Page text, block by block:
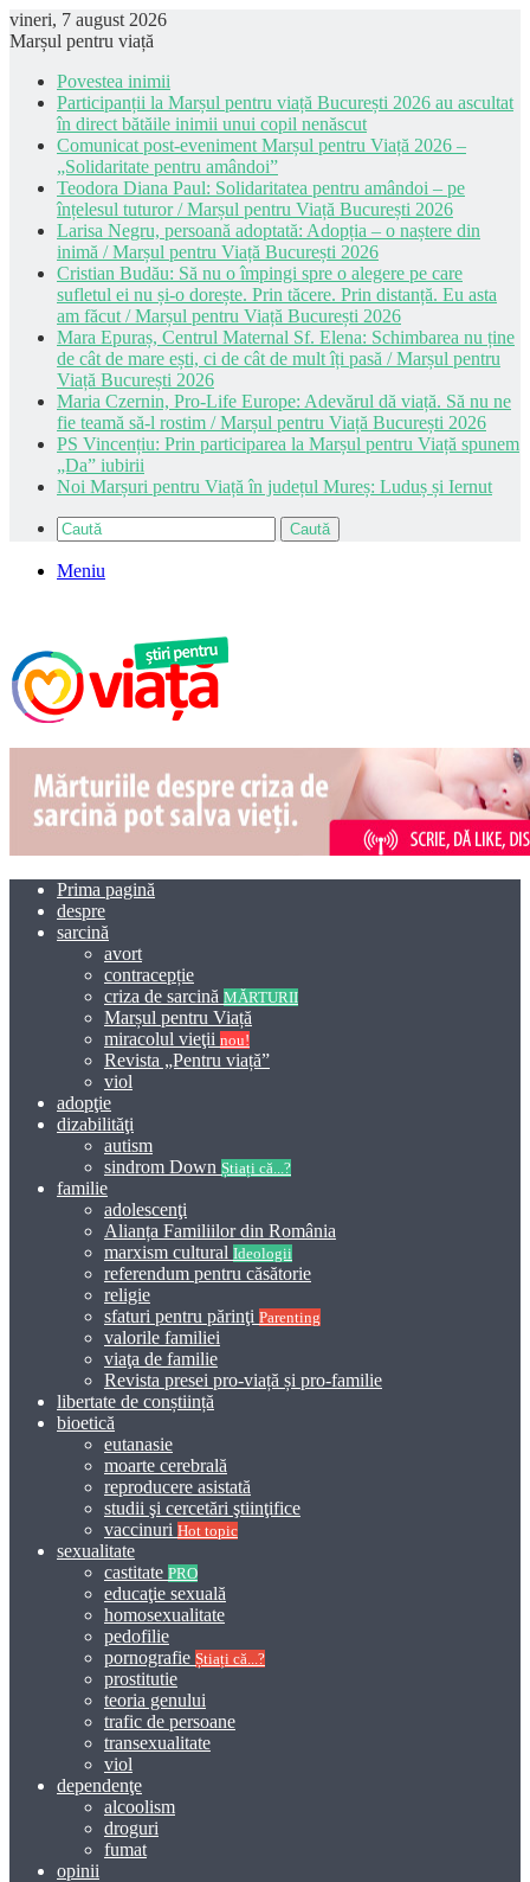
vineri, 7 august 2026
Marșul pentru viață
Povestea inimii
Participanții la Marșul pentru viață București 2026 au ascultat
în direct bătăile inimii unui copil nenăscut
Comunicat post-eveniment Marșul pentru Viață 2026 –
„Solidaritate pentru amândoi”
Teodora Diana Paul: Solidaritatea pentru amândoi – pe
înțelesul tuturor / Marșul pentru Viață București 2026
Larisa Negru, persoană adoptată: Adopția – o naștere din
inimă / Marșul pentru Viață București 2026
Cristian Budău: Să nu o împingi spre o alegere pe care
sufletul ei nu și-o dorește. Prin tăcere. Prin distanță. Eu asta
am făcut / Marșul pentru Viață București 2026
Mara Epuraș, Centrul Maternal Sf. Elena: Schimbarea nu ține
de cât de mare ești, ci de cât de mult îți pasă / Marșul pentru
Viață București 2026
Maria Czernin, Pro-Life Europe: Adevărul dă viață. Să nu ne
fie teamă să-l rostim / Marșul pentru Viață București 2026
PS Vincențiu: Prin participarea la Marșul pentru Viață spunem
„Da” iubirii
Noi Marșuri pentru Viață în județul Mureș: Luduș și Iernut
Caută
Meniu
Prima pagină
despre
sarcină
avort
contracepție
criza de sarcină MĂRTURII
Marșul pentru Viață
miracolul vieţii nou!
Revista „Pentru viață”
viol
adopţie
dizabilităţi
autism
sindrom Down Știați că...?
familie
adolescenţi
Alianța Familiilor din România
marxism cultural Ideologii
referendum pentru căsătorie
religie
sfaturi pentru părinţi Parenting
valorile familiei
viaţa de familie
Revista presei pro-viață și pro-familie
libertate de conștiință
bioetică
eutanasie
moarte cerebrală
reproducere asistată
studii şi cercetări ştiinţifice
vaccinuri Hot topic
sexualitate
castitate PRO
educaţie sexuală
homosexualitate
pedofilie
pornografie Știați că...?
prostitutie
teoria genului
trafic de persoane
transexualitate
viol
dependenţe
alcoolism
droguri
fumat
opinii